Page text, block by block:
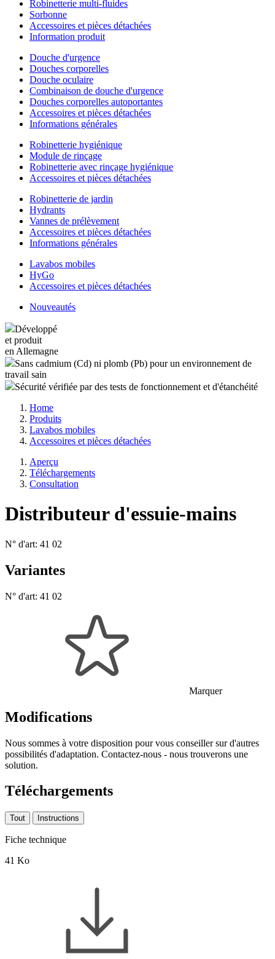
Robinetterie multi-fluides
Sorbonne
Accessoires et pièces détachées
Information produit
Douche d'urgence
Douches corporelles
Douche oculaire
Combinaison de douche d'urgence
Douches corporelles autoportantes
Accessoires et pièces détachées
Informations générales
Robinetterie hygiénique
Module de rinçage
Robinetterie avec rinçage hygiénique
Accessoires et pièces détachées
Robinetterie de jardin
Hydrants
Vannes de prélèvement
Accessoires et pièces détachées
Informations générales
Lavabos mobiles
HyGo
Accessoires et pièces détachées
Nouveautés
Développé
et produit
en Allemagne
Sans cadmium (Cd) ni plomb (Pb) pour un environnement de
travail sain
Sécurité vérifiée par des tests de fonctionnement et d'étanchéité
Home
Produits
Lavabos mobiles
Accessoires et pièces détachées
Aperçu
Téléchargements
Consultation
Distributeur d'essuie-mains
N° d'art: 41 02
Variantes
N° d'art: 41 02
Marquer
Modifications
Nous sommes à votre disposition pour vous conseiller sur d'autres
possibilités d'adaptation. Contactez-nous - nous trouverons une
solution.
Téléchargements
Tout Instructions
Fiche technique
41 Ko